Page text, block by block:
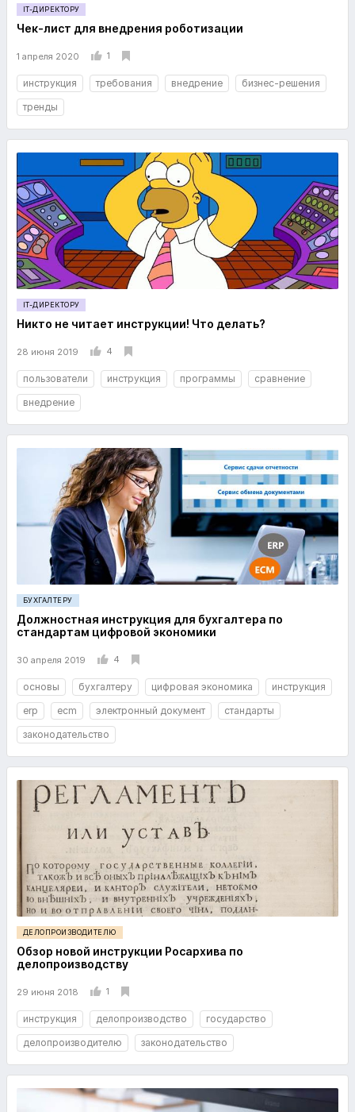
IT-ДИРЕКТОРУ
Чек-лист для внедрения роботизации
1 апреля 2020 1
инструкция требования внедрение
бизнес-решения
тренды
IT-ДИРЕКТОРУ
Никто не читает инструкции! Что делать?
28 июня 2019 4
пользователи инструкция программы
сравнение
внедрение
БУХГАЛТЕРУ
Должностная инструкция для бухгалтера по
стандартам цифровой экономики
30 апреля 2019 4
основы бухгалтеру цифровая экономика
инструкция
erp
ecm электронный документ
стандарты
законодательство
ДЕЛОПРОИЗВОДИТЕЛЮ
Обзор новой инструкции Росархива по
делопроизводству
29 июня 2018 1
инструкция делопроизводство
государство
делопроизводителю
законодательство